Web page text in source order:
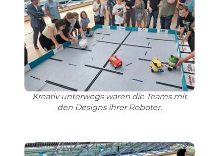
Kreativ unterwegs waren die Teams mit
den Designs ihrer Roboter.